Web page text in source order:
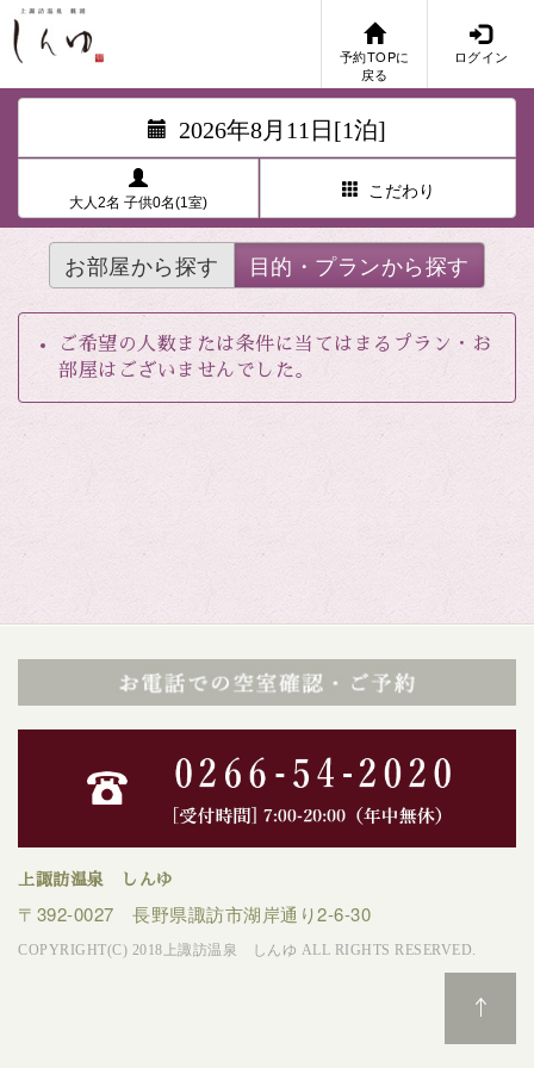
予約TOPに
戻る
ログイン
2026年8月11日[1泊]
大人2名 子供0名(1室)
こだわり
お部屋から探す 目的・プランから探す
ご希望の人数または条件に当てはまるプラン・お
部屋はございませんでした。
上諏訪温泉 しんゆ
〒392-0027 長野県諏訪市湖岸通り2-6-30
COPYRIGHT(C) 2018上諏訪温泉 しんゆ ALL RIGHTS RESERVED.